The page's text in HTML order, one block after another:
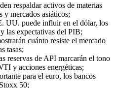
respaldar activos de materias
y mercados asiáticos;
UU. puede influir en el dólar, los
las expectativas del PIB;
cuánto resiste el mercado
tasas;
reservas de API marcarán el tono
y acciones energéticas;
para el euro, los bancos
50;